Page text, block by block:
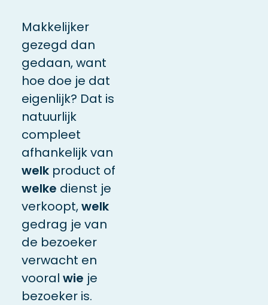
Makkelijker
gezegd dan
gedaan, want
hoe doe je dat
eigenlijk? Dat is
natuurlijk
compleet
afhankelijk van
welk product of
welke dienst je
verkoopt,welk
gedrag je van
de bezoeker
verwacht en
vooral wie je
bezoeker is.